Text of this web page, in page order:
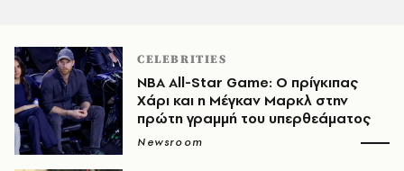
CELEBRITIES
NBA All-Star Game: Ο πρίγκιπας
Χάρι και η Μέγκαν Μαρκλ στην
πρώτη γραμμή του υπερθεάματος
Newsroom